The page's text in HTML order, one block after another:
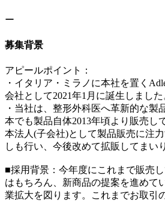
ー
募集背景
アピールポイント：
・イタリア・ミラノに本社を置く
会社として2021年1月に誕生しました
・当社は、整形外科医へ革新的な製
本でも製品自体2013年頃より販売し
本法人(子会社)として製品販売に注
しも行い、今後改めて拡販してまい
■採用背景：今年度にこれまで販売
はもちろん、新商品の提案を進めて
業拡大を図ります。これまでお取引